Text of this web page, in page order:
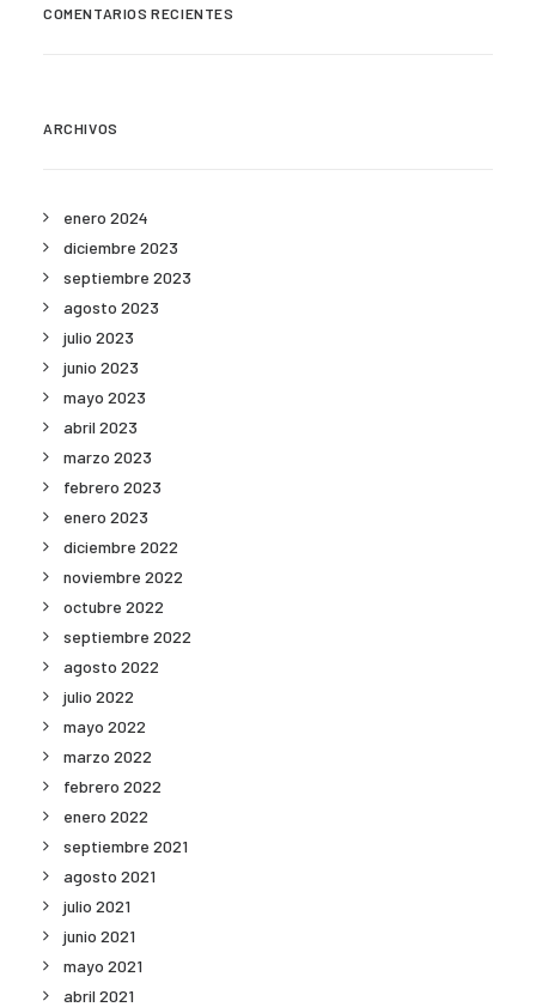
COMENTARIOS RECIENTES
ARCHIVOS
enero 2024
diciembre 2023
septiembre 2023
agosto 2023
julio 2023
junio 2023
mayo 2023
abril 2023
marzo 2023
febrero 2023
enero 2023
diciembre 2022
noviembre 2022
octubre 2022
septiembre 2022
agosto 2022
julio 2022
mayo 2022
marzo 2022
febrero 2022
enero 2022
septiembre 2021
agosto 2021
julio 2021
junio 2021
mayo 2021
abril 2021